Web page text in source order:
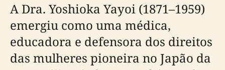
A Dra. Yoshioka Yayoi (1871–1959)
emergiu como uma médica,
educadora e defensora dos direitos
das mulheres pioneira no Japão da